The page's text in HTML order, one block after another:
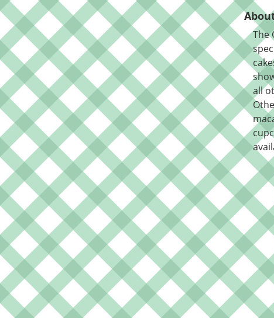
The
all